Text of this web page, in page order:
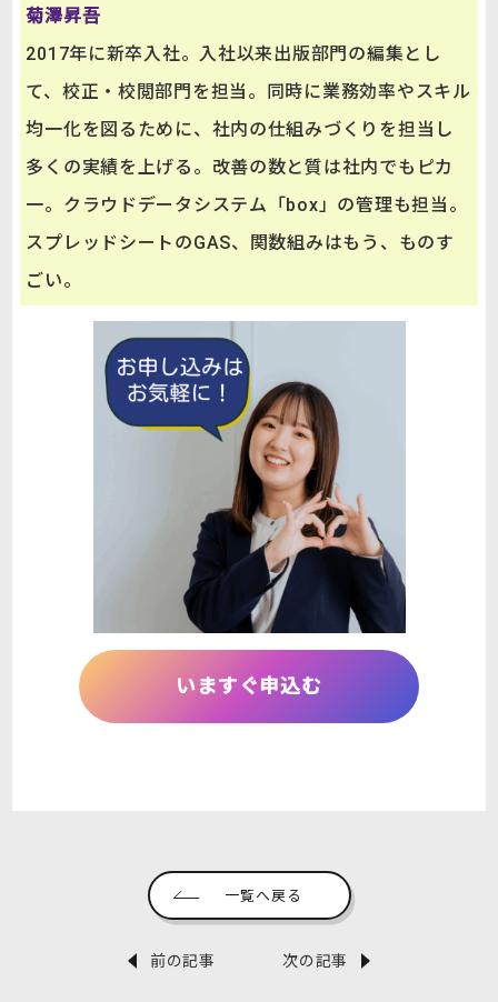
菊澤昇吾
2017年に新卒入社。入社以来出版部門の編集とし
て、校正・校閲部門を担当。同時に業務効率やスキル
均一化を図るために、社内の仕組みづくりを担当し
多くの実績を上げる。改善の数と質は社内でもピカ
一。クラウドデータシステム「box」の管理も担当。
スプレッドシートのGAS、関数組みはもう、ものす
ごい。
いますぐ申込む
前の記事
一覧へ戻る
次の記事